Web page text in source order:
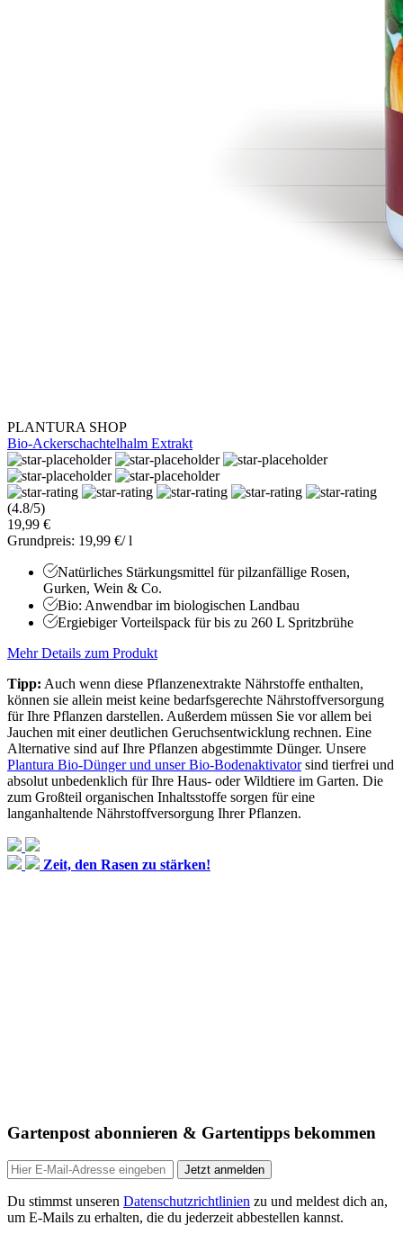
PLANTURA SHOP
Bio-Ackerschachtelhalm Extrakt
(4.8/5)
19,99 €
Grundpreis: 19,99 €/ l
Natürliches Stärkungsmittel für pilzanfällige Rosen,
Gurken, Wein & Co.
Bio: Anwendbar im biologischen Landbau
Ergiebiger Vorteilspack für bis zu 260 L Spritzbrühe
Mehr Details zum Produkt
Tipp: Auch wenn diese Pflanzenextrakte Nährstoffe enthalten,
können sie allein meist keine bedarfsgerechte Nährstoffversorgung
für Ihre Pflanzen darstellen. Außerdem müssen Sie vor allem bei
Jauchen mit einer deutlichen Geruchsentwicklung rechnen. Eine
Alternative sind auf Ihre Pflanzen abgestimmte Dünger. Unsere
Plantura Bio-Dünger und unser Bio-Bodenaktivatorsind tierfrei und
absolut unbedenklich für Ihre Haus- oder Wildtiere im Garten. Die
zum Großteil organischen Inhaltsstoffe sorgen für eine
langanhaltende Nährstoffversorgung Ihrer Pflanzen.
Zeit, den Rasen zu stärken!
Gartenpost abonnieren & Gartentipps bekommen
Jetzt anmelden
Du stimmst unseren Datenschutzrichtlinien zu und meldest dich an,
um E-Mails zu erhalten, die du jederzeit abbestellen kannst.